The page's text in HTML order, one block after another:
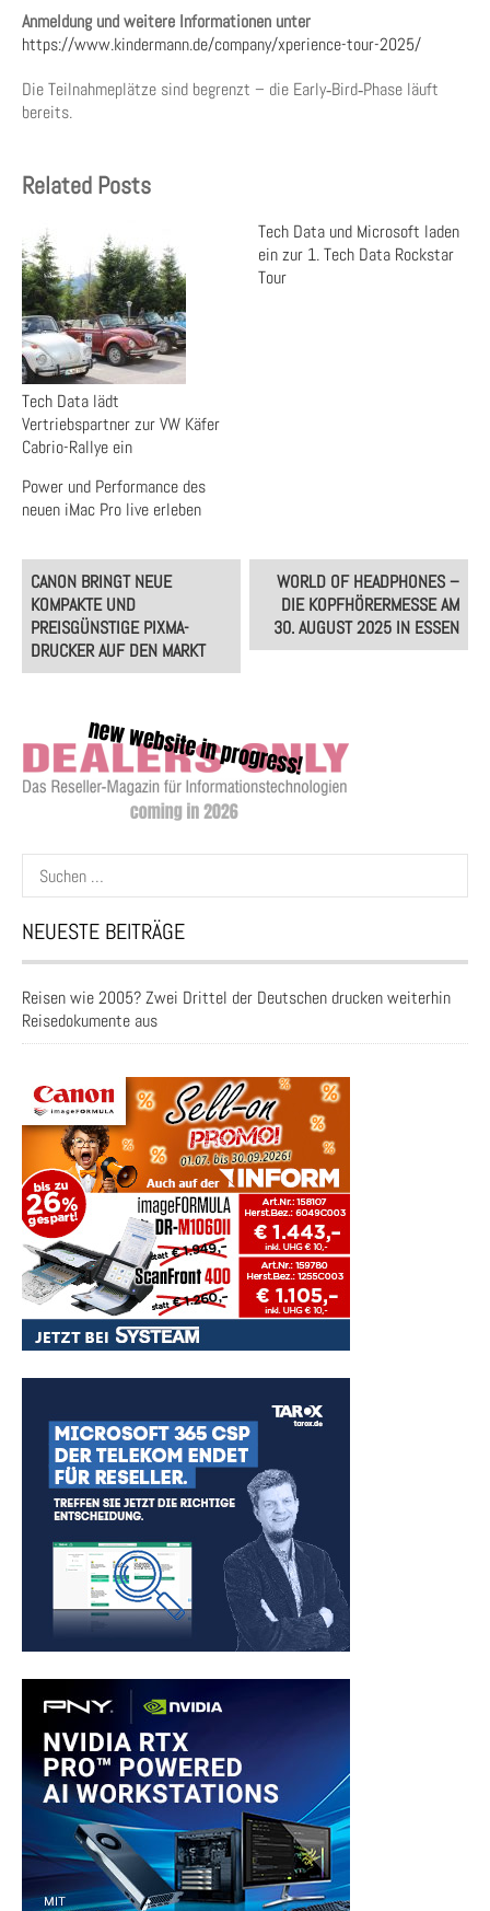
Anmeldung und weitere Informationen unter
https://www.kindermann.de/company/xperience-tour-2025/
Die Teilnahmeplätze sind begrenzt – die Early‑Bird‑Phase läuft
bereits.
Related Posts
Tech Data lädt
Vertriebspartner zur VW Käfer
Cabrio-Rallye ein
Tech Data und Microsoft laden
ein zur 1. Tech Data Rockstar
Tour
Power und Performance des
neuen iMac Pro live erleben
Post
navigation
CANON BRINGT NEUE
KOMPAKTE UND
PREISGÜNSTIGE PIXMA-
DRUCKER AUF DEN MARKT
WORLD OF HEADPHONES –
DIE KOPFHÖRERMESSE AM
30. AUGUST 2025 IN ESSEN
Suchen
nach:
NEUESTE BEITRÄGE
Reisen wie 2005? Zwei Drittel der Deutschen drucken weiterhin
Reisedokumente aus